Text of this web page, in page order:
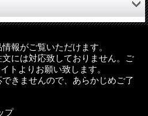
と言われる。アフリカ地域では、
戦争の犠牲者の10倍以上だと言わ
イズで亡くなっていくのは実に悲
えながら精一杯生きていく姿勢
」を教えられたという。
報がご覧いただけます。
には対応致しておりません。ご
トよりお願い致します。
きませんので、あらかじめご了
プ